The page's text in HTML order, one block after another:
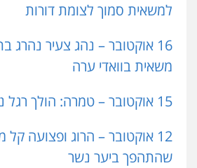
למשאית סמוך לצומת דורות
16 אוקטובר – נהג צעיר נהרג
משאית בוואדי ערה
15 אוקטובר – טמרה: הולך רגל נהרג מפגיעת רכב
12 אוקטובר – הרוג ופצועה קל
שהתהפך ביער נשר